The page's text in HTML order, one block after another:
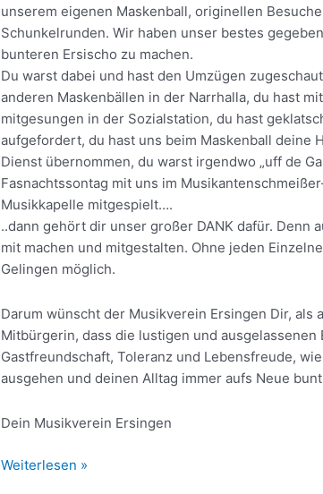
unserem eigenen Maskenball, originellen
Schunkelrunden. Wir haben unser bestes
bunteren Ersischo zu machen.
Du warst dabei und hast den Umzügen
anderen Maskenbällen in der Narrhalla, du hast
mitgesungen in der Sozialstation, du hast
aufgefordert, du hast uns beim Maskenball deine
Dienst übernommen, du warst irgendwo „uff de
Fasnachtssontag mit uns im
Musikkapelle mitgespielt….
..dann gehört dir unser großer DANK dafür. Denn
mit machen und mitgestalten. Ohne jeden
Gelingen möglich.
Darum wünscht der Musikverein Ersingen Dir, als
Mitbürgerin, dass die lustigen und
Gastfreundschaft, Toleranz und Lebensfreude,
ausgehen und deinen Alltag immer aufs Neue
Dein Musikverein Ersingen
Dankeschön!
Weiterlesen »